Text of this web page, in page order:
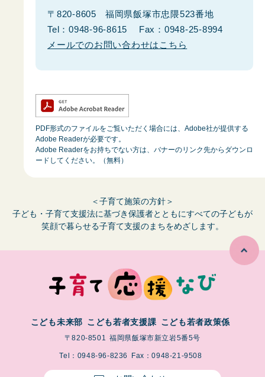
〒820-8605
福岡県飯塚市忠隈523番地
Tel：0948-96-8615
Fax：0948-25-8994
メールでのお問い合わせはこちら
PDF形式のファイルをご覧いただく場合には、Adobe社が提供する
Adobe Readerが必要です。
Adobe Readerをお持ちでない方は、バナーのリンク先からダウンロ
ードしてください。（無料）
＜子育て施策の方針＞
子ども・子育て支援法に基づき保護者とともにすべての子どもが
笑顔で暮らせる子育て支援のまちをめざします。
こども未来部 こども若者支援課 こども若者政策係
〒820-8501 福岡県飯塚市新立岩5番5号
Tel：0948-96-8236 Fax：0948-21-9508